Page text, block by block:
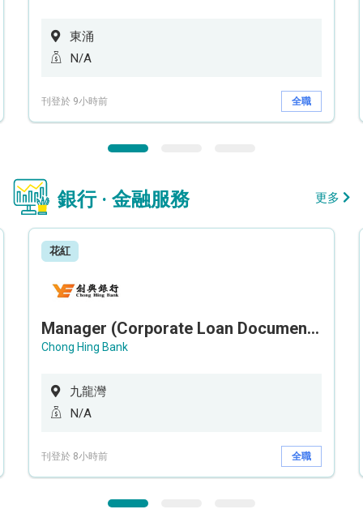
東涌
N/A
刊登於 9小時前 全職
銀行 · 金融服務 更多
花紅
Manager (Corporate Loan Documentation) - Credit Administration Department
Chong Hing Bank
九龍灣
N/A
刊登於 8小時前 全職